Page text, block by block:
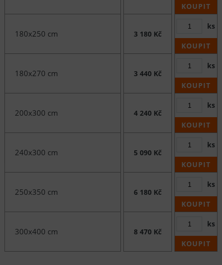
KOUPIT
180x250 cm 3 180 Kč
ks
KOUPIT
180x270 cm 3 440 Kč
ks
KOUPIT
200x300 cm 4 240 Kč
ks
KOUPIT
240x300 cm 5 090 Kč
ks
KOUPIT
250x350 cm 6 180 Kč
ks
KOUPIT
300x400 cm 8 470 Kč
ks
KOUPIT